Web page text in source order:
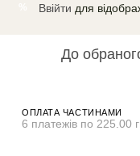
Ввійти для
До
ОПЛАТА ЧАСТИНАМИ
6 платежів по 225.00